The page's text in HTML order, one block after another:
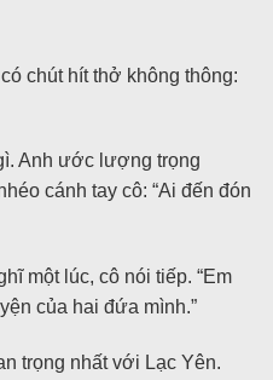
chút hít thở không thông:
Anh ước lượng trọng
cánh tay cô: “Ai đến đón
một lúc, cô nói tiếp. “Em
của hai đứa mình.”
trọng nhất với Lạc Yên.